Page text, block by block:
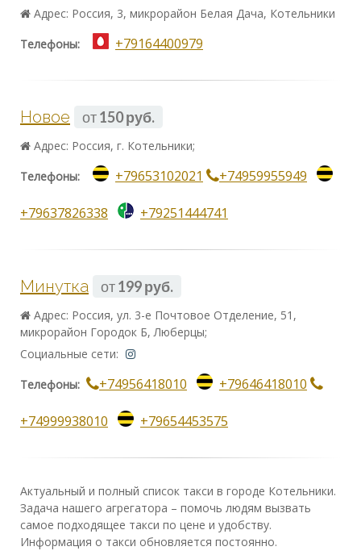
Адрес: Россия, 3, микрорайон Белая Дача, Котельники
Телефоны: +79164400979
Новое от150 руб.
Адрес: Россия, г. Котельники;
Телефоны: +79653102021 +74959955949
+79637826338 +79251444741
Минутка от199 руб.
Адрес: Россия, ул. 3-е Почтовое Отделение, 51,
микрорайон Городок Б, Люберцы;
Социальные сети:
Телефоны: +74956418010 +79646418010
+74999938010 +79654453575
Актуальный и полный список такси в городе Котельники.
Задача нашего агрегатора – помочь людям вызвать
самое подходящее такси по цене и удобству.
Информация о такси обновляется постоянно.